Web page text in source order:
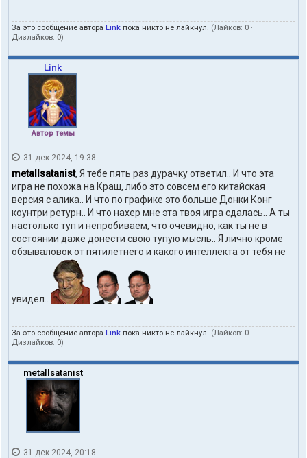
За это сообщение автора Link пока никто не лайкнул. (Лайков: 0 ·
Дизлайков: 0)
Link
Автор темы
31 дек 2024, 19:38
metallsatanist, Я тебе пять раз дурачку ответил.. И что эта
игра не похожа на Краш, либо это совсем его китайская
версия с алика.. И что по графике это больше Донки Конг
коунтри ретурн.. И что нахер мне эта твоя игра сдалась.. А ты
настолько туп и непробиваем, что очевидно, как ты не в
состоянии даже донести свою тупую мысль.. Я лично кроме
обзываловок от пятилетнего и какого интеллекта от тебя не
увидел..
За это сообщение автора Link пока никто не лайкнул. (Лайков: 0 ·
Дизлайков: 0)
metallsatanist
31 дек 2024, 20:18